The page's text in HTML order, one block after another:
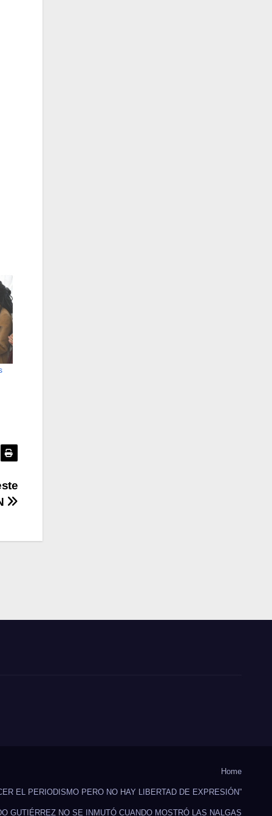
Home
EL PERIODISMO PERO NO HAY LIBERTAD DE EXPRESIÓN”
GUTIÉRREZ NO SE INMUTÓ CUANDO MOSTRÓ LAS NALGAS